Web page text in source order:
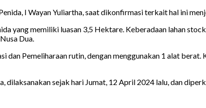
I Wayan Yuliartha, saat dikonfirmasi terkait hal ini
yang memiliki luasan 3,5 Hektare. Keberadaan lahan
Dua.
dan Pemeliharaan rutin, dengan menggunakan 1 alat
dilaksanakan sejak hari Jumat, 12 April 2024 lalu, dan